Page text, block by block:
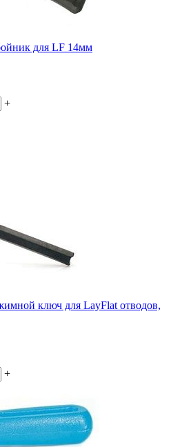
для LF 14мм
+
ключ для LayFlat отводов,
+